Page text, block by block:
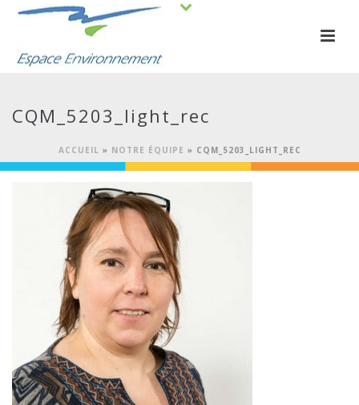
CQM_5203_light_rec
ACCUEIL » NOTRE ÉQUIPE » CQM_5203_LIGHT_REC